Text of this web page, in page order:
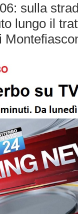
sulla
lungo il